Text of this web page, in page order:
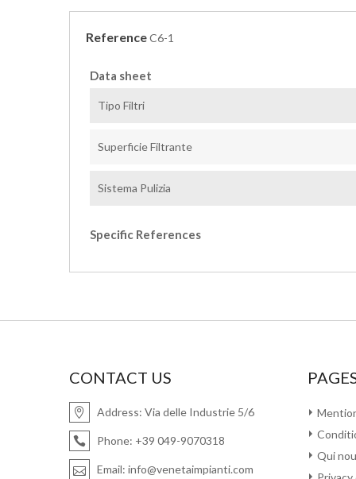
ReferenceC6-1
Data sheet
Tipo Filtri
Superficie Filtrante
Sistema Pulizia
Specific References
CONTACT US
Address: Via delle Industrie 5/6
Phone: +39 049-9070318
Email: info@venetaimpianti.com
Qui